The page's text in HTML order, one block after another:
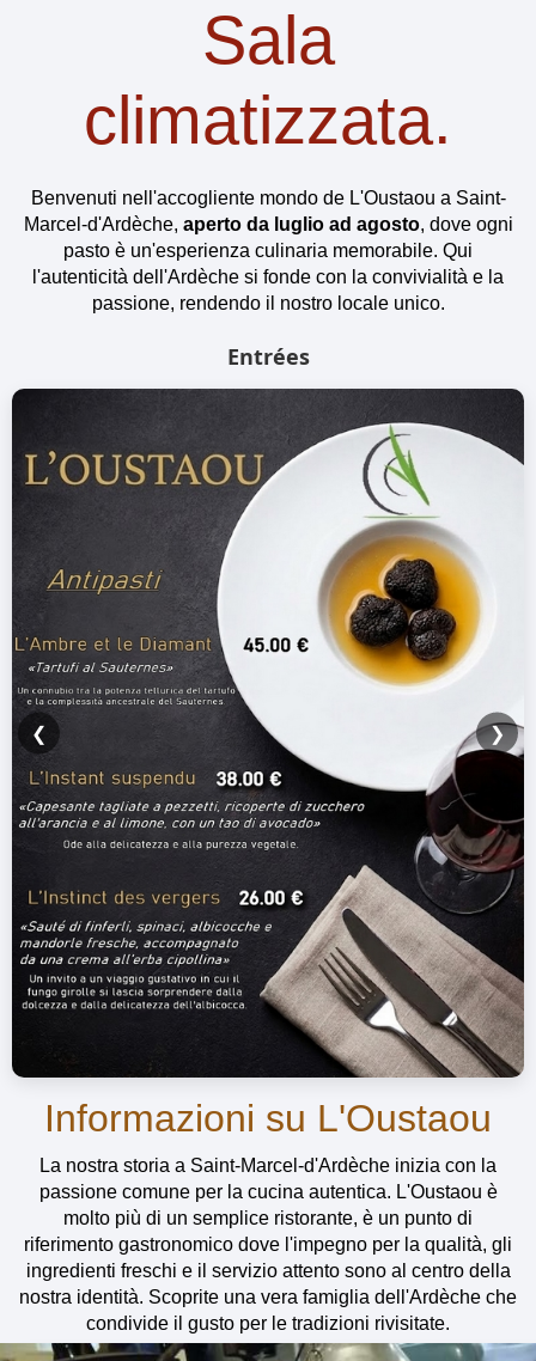
Sala
climatizzata.
Benvenuti nell'accogliente mondo de L'Oustaou a Saint-
Marcel-d'Ardèche, aperto da luglio ad agosto, dove ogni
pasto è un'esperienza culinaria memorabile. Qui
l'autenticità dell'Ardèche si fonde con la convivialità e la
passione, rendendo il nostro locale unico.
Entrées
❮ ❯
Informazioni su L'Oustaou
La nostra storia a Saint-Marcel-d'Ardèche inizia con la
passione comune per la cucina autentica. L'Oustaou è
molto più di un semplice ristorante, è un punto di
riferimento gastronomico dove l'impegno per la qualità, gli
ingredienti freschi e il servizio attento sono al centro della
nostra identità. Scoprite una vera famiglia dell'Ardèche che
condivide il gusto per le tradizioni rivisitate.